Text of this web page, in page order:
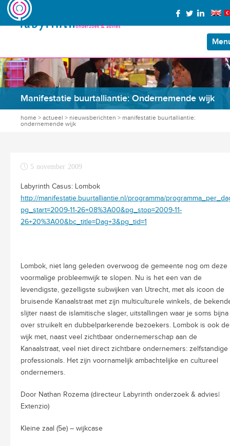
Manifestatie buurtalliantie: Ondernemende wijk
home > actueel > nieuwsberichten > manifestatie buurtalliantie:
ondernemende wijk
5 november 2009
Labyrinth Casus: Lombok
http://manifestatie.buurtalliantie.nl/programma/
pg_start=2009-11-26+08%3A00&pg_stop=2009-11-
26+20%3A00&bc_title=Dag+3&pg_tid=1
Lombok, niet lang geleden overwoog de gemeente nog om deze
voormalige probleemwijk te slopen. Nu is het een van de
levendigste, gezelligste subwijken van Utrecht, met als icoon de
bruisende Kanaalstraat met zijn multiculturele winkels, de
slijter naast de islamitische slager, uitstallingen waar je soms bijna
over struikelt en dubbelparkerende bezoekers. Lombok is ook de
wijk met, naast veel zichtbaar ondernemerschap aan de
Kanaalstraat, veel niet direct zichtbare ondernemers: zelfstandige
professionals. Het zijn voornamelijk ambachtelijke en cultureel
ondernemers.
Door Nathan Rozema (directeur Labyrinth onderzoek & advies|
Extenzio)
Kleine zaal (5e) – wijkcase